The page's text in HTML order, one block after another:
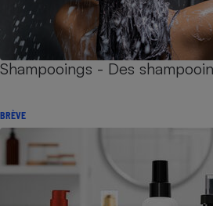
Shampooings - Des
BRÈVE